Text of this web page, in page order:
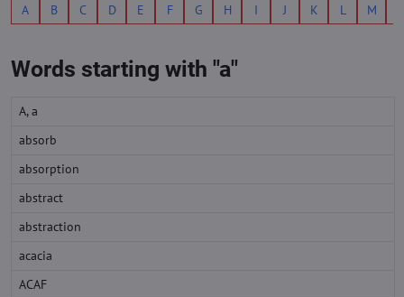
A B C D E F G H I J K L M
Words starting with "a"
A, a
absorb
absorption
abstract
abstraction
acacia
ACAF